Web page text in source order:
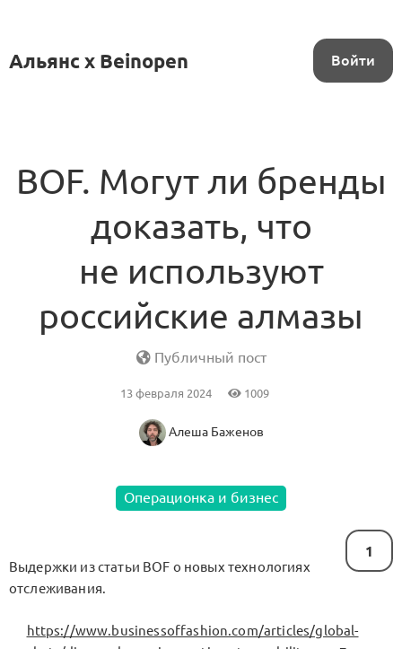
Альянс x Beinopen Войти
BOF. Могут ли бренды
доказать, что
не используют
российские алмазы
Публичный пост
13 февраля 2024 1009
Алеша Баженов
Операционка и бизнес
1
Выдержки из статьи BOF о новых технологиях
отслеживания.
https://www.businessoffashion.com/articles/global-